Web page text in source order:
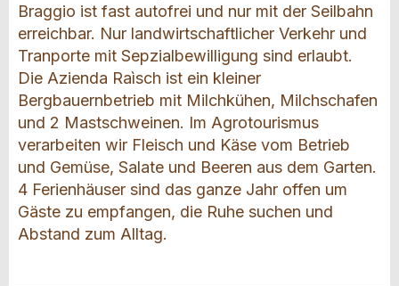
Braggio ist fast autofrei und nur mit der Seilbahn
erreichbar. Nur landwirtschaftlicher Verkehr und
Tranporte mit Sepzialbewilligung sind erlaubt.
Die Azienda Raìsch ist ein kleiner
Bergbauernbetrieb mit Milchkühen, Milchschafen
und 2 Mastschweinen. Im Agrotourismus
verarbeiten wir Fleisch und Käse vom Betrieb
und Gemüse, Salate und Beeren aus dem Garten.
4 Ferienhäuser sind das ganze Jahr offen um
Gäste zu empfangen, die Ruhe suchen und
Abstand zum Alltag.